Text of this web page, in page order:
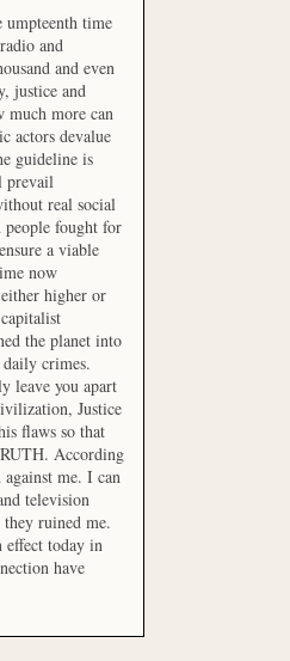
umpteenth time
and
and even
justice and
much more can
actors devalue
guideline is
prevail
real social
people fought for
a viable
now
higher or
the planet into
daily crimes.
leave you apart
Justice
flaws so that
According
me. I can
television
ruined me.
effect today in
have